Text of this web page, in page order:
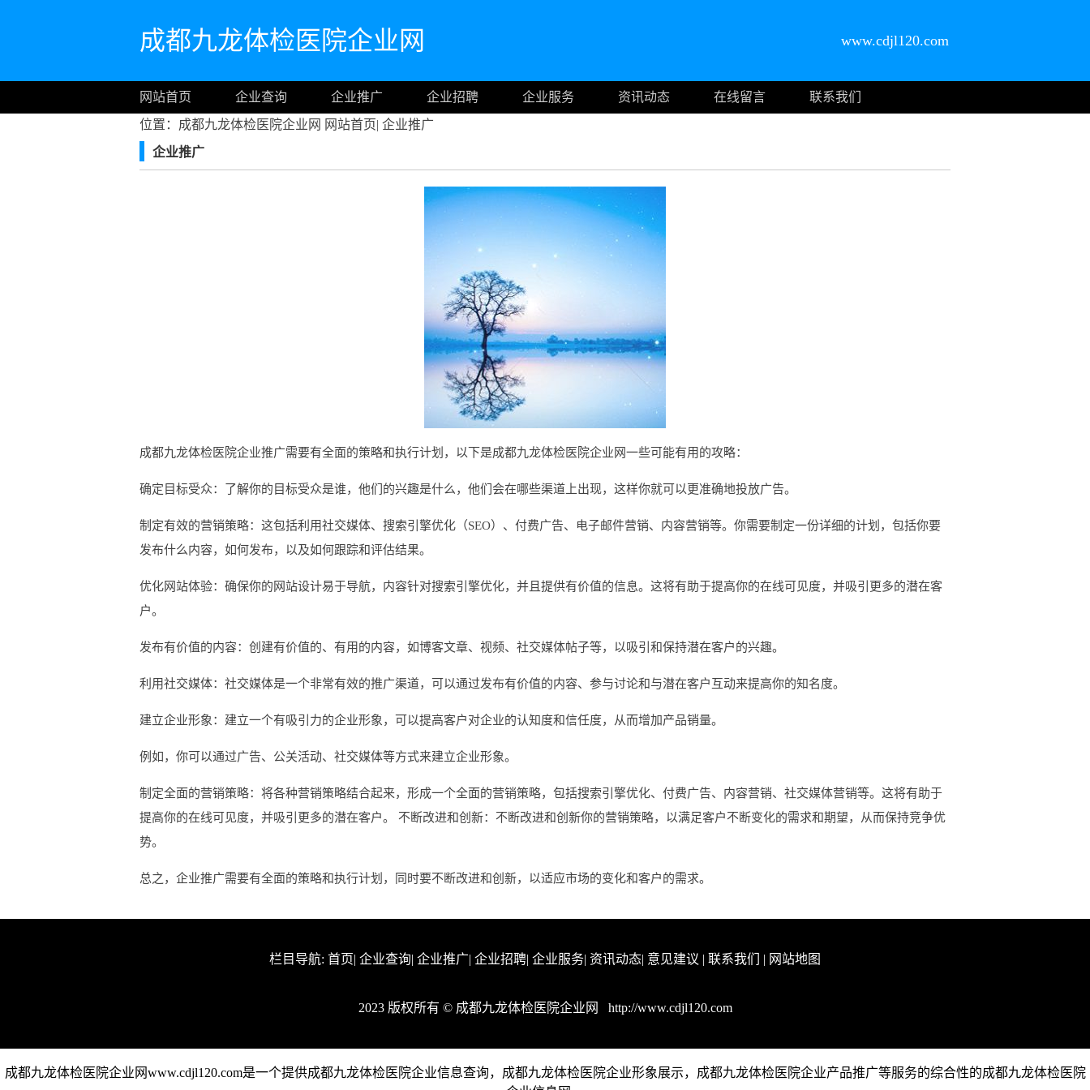
成都九龙体检医院企业网 www.cdjl120.com
网站首页 企业查询 企业推广 企业招聘 企业服务 资讯动态 在线留言
联系我们
位置：成都九龙体检医院企业网 网站首页| 企业推广
企业推广
成都九龙体检医院企业推广需要有全面的策略和执行计划，以下是成都九龙体检医院企业网一些可能有用的攻略：
确定目标受众：了解你的目标受众是谁，他们的兴趣是什么，他们会在哪些渠道上出现，这样你就可以更准确地投放广告。
制定有效的营销策略：这包括利用社交媒体、搜索引擎优化（SEO）、付费广告、电子邮件营销、内容营销等。你需要制定一份详细的计划，包括你要
发布什么内容，如何发布，以及如何跟踪和评估结果。
优化网站体验：确保你的网站设计易于导航，内容针对搜索引擎优化，并且提供有价值的信息。这将有助于提高你的在线可见度，并吸引更多的潜在客
户。
发布有价值的内容：创建有价值的、有用的内容，如博客文章、视频、社交媒体帖子等，以吸引和保持潜在客户的兴趣。
利用社交媒体：社交媒体是一个非常有效的推广渠道，可以通过发布有价值的内容、参与讨论和与潜在客户互动来提高你的知名度。
建立企业形象：建立一个有吸引力的企业形象，可以提高客户对企业的认知度和信任度，从而增加产品销量。
例如，你可以通过广告、公关活动、社交媒体等方式来建立企业形象。
制定全面的营销策略：将各种营销策略结合起来，形成一个全面的营销策略，包括搜索引擎优化、付费广告、内容营销、社交媒体营销等。这将有助于
提高你的在线可见度，并吸引更多的潜在客户。 不断改进和创新：不断改进和创新你的营销策略，以满足客户不断变化的需求和期望，从而保持竞争优
势。
总之，企业推广需要有全面的策略和执行计划，同时要不断改进和创新，以适应市场的变化和客户的需求。
栏目导航: 首页| 企业查询| 企业推广| 企业招聘| 企业服务| 资讯动态| 意见建议 | 联系我们 | 网站地图
2023 版权所有 © 成都九龙体检医院企业网 http://www.cdjl120.com
成都九龙体检医院企业网www.cdjl120.com是一个提供成都九龙体检医院企业信息查询，成都九龙体检医院企业形象展示，成都九龙体检医院企业产品推广等服务的综合性的成都九龙体检医院